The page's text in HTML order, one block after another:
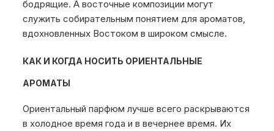
бодрящие. А восточные композиции могут
служить собирательным понятием для ароматов,
вдохновленных Востоком в широком смысле.
КАК И КОГДА НОСИТЬ ОРИЕНТАЛЬНЫЕ
АРОМАТЫ
Ориентальный парфюм лучше всего раскрываются
в холодное время года и в вечернее время. Их